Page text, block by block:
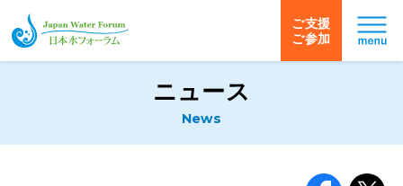
日本水フォーラム
ご支援
ご参加
ニュース
News